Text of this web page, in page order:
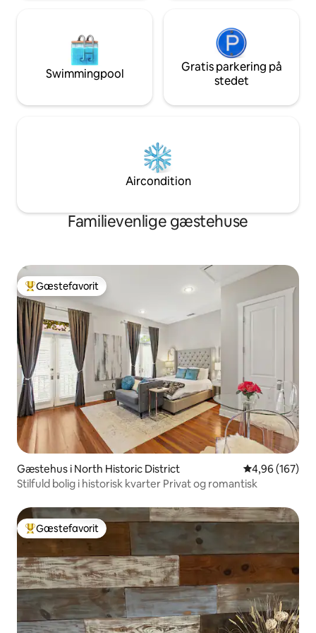
Swimmingpool
Gratis parkering på
stedet
Aircondition
Familievenlige gæstehuse
Bedste gæstefavorit
Gæstefavorit
Gæstehus i North Historic District 4,96 ud af 5 i
4,96 (167)
Stilfuld bolig i historisk kvarter Privat og romantisk
Bedste gæstefavorit
Gæstefavorit